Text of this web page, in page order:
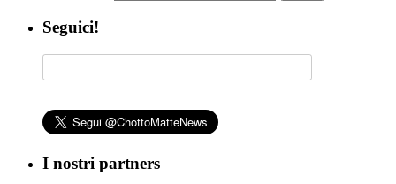
Seguici!
I nostri partners